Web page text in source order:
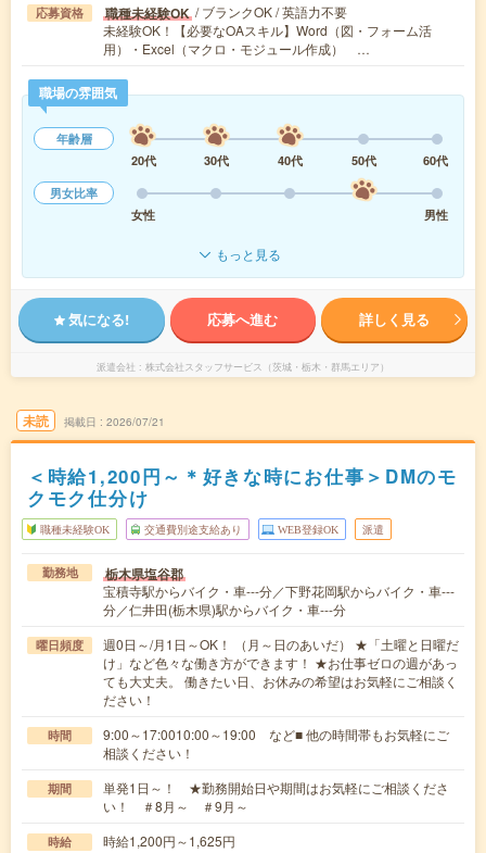
応募資格 職種未経験OK / ブランクOK / 英語力不要
未経験OK！【必要なOAスキル】Word（図・フォーム活
用）・Excel（マクロ・モジュール作成） …
職場の雰囲気
年齢層
20代
30代 40代 50代
60代
男女比率
女性
男性
もっと見る
気になる! 応募へ進む 詳しく見る
派遣会社 株式会社スタッフサービス（茨城・栃木・群馬エリア）
未読 掲載日 2026/07/21
＜時給1,200円～＊好きな時にお仕事＞DMのモ
クモク仕分け
職種未経験OK 交通費別途支給あり WEB登録OK 派遣
勤務地 栃木県塩谷郡
宝積寺駅からバイク・車---分／下野花岡駅からバイク・車---
分／仁井田(栃木県)駅からバイク・車---分
曜日頻度
週0日～/月1日～OK！ （月～日のあいだ） ★「土曜と日曜だ
け」など色々な働き方ができます！ ★お仕事ゼロの週があっ
ても大丈夫。 働きたい日、お休みの希望はお気軽にご相談く
ださい！
時間
9:00～17:0010:00～19:00 など■ 他の時間帯もお気軽にご
相談ください！
期間
単発1日～！ ★勤務開始日や期間はお気軽にご相談くださ
い！ ＃8月～ ＃9月～
時給 時給1,200円～1,625円